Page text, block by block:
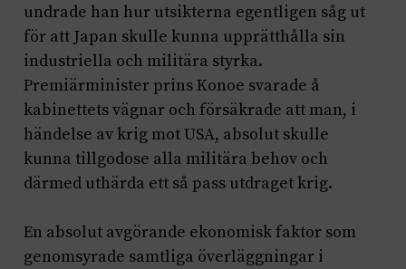
undrade han hur utsikterna egentligen såg ut
för att Japan skulle kunna upprätthålla sin
industriella och militära styrka.
Premiärminister prins Konoe svarade å
kabinettets vägnar och försäkrade att man, i
händelse av krig mot USA, absolut skulle
kunna tillgodose alla militära behov och
därmed uthärda ett så pass utdraget krig.
En absolut avgörande ekonomisk faktor som
genomsyrade samtliga överläggningar i